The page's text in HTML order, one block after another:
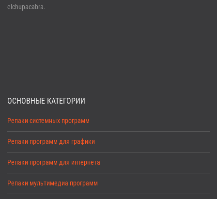
elchupacabra.
ОСНОВНЫЕ КАТЕГОРИИ
Репаки системных программ
Репаки программ для графики
Репаки программ для интернета
Репаки мультимедиа программ